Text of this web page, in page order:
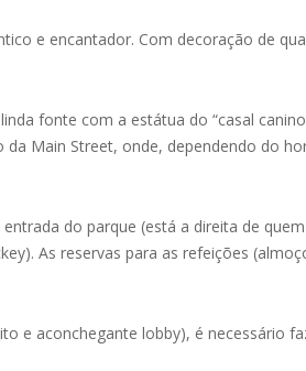
e encantador. Com decoração de
fonte com a estátua do “casal
Main Street, onde, dependendo do
do parque (está a direita de
As reservas para as refeições
e aconchegante lobby), é necessário